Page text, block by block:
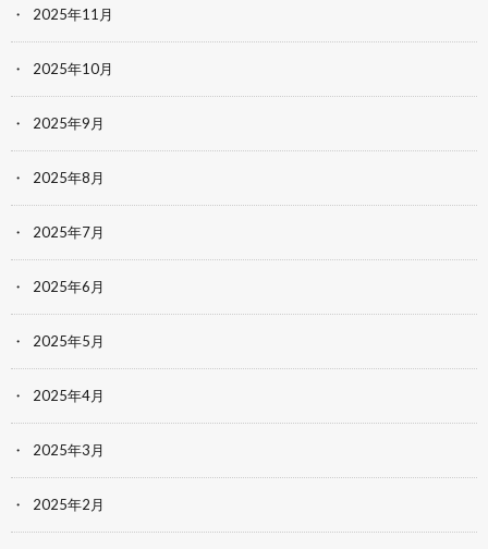
2025年11月
2025年10月
2025年9月
2025年8月
2025年7月
2025年6月
2025年5月
2025年4月
2025年3月
2025年2月